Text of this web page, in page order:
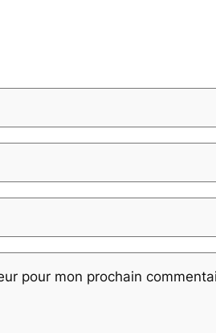
pour mon prochain